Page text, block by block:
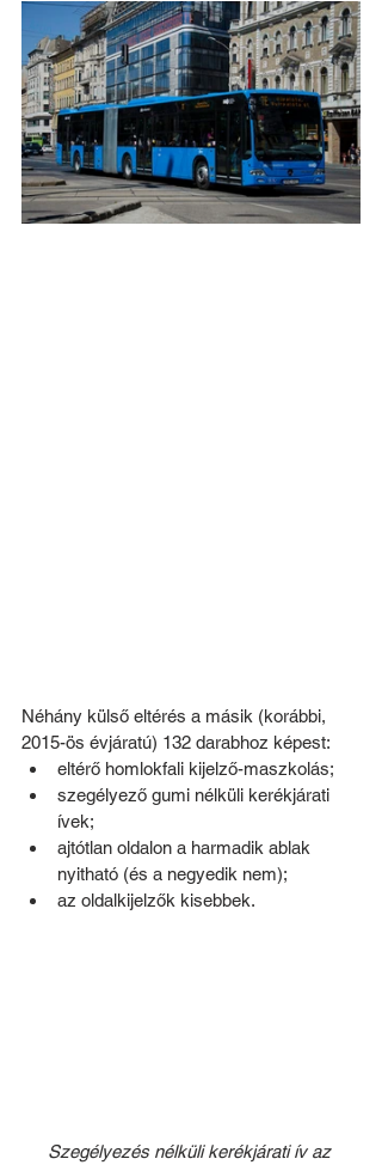
Néhány külső eltérés a másik (korábbi,
2015-ös évjáratú) 132 darabhoz képest:
eltérő homlokfali kijelző-maszkolás;
szegélyező gumi nélküli kerékjárati
ívek;
ajtótlan oldalon a harmadik ablak
nyitható (és a negyedik nem);
az oldalkijelzők kisebbek.
Szegélyezés nélküli kerékjárati ív az